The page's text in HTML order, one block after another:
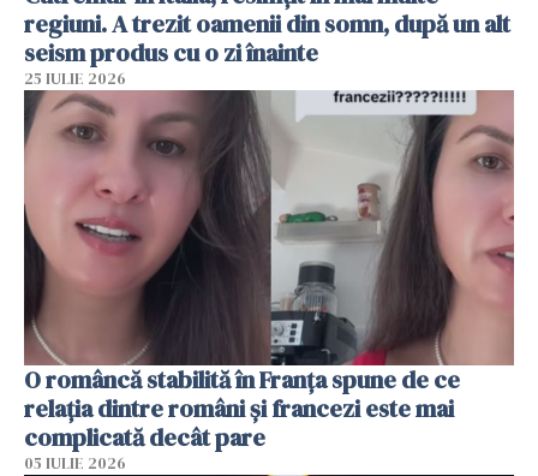
regiuni. A trezit oamenii din somn, după un alt
seism produs cu o zi înainte
25 IULIE 2026
O româncă stabilită în Franța spune de ce
relația dintre români și francezi este mai
complicată decât pare
05 IULIE 2026